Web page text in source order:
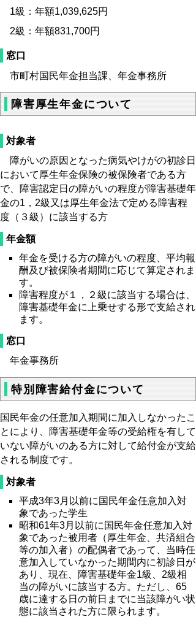
1級：年額1,039,625円
2級：年額831,700円
窓口
市町村国民年金担当課、年金事務所
障害厚生年金について
対象者
障がいの原因となった病気やけがの初診日
において厚生年金保険の被保険者である方
で、障害認定日の障がいの程度が障害基礎年
金の1，2級又は厚生年金法で定める障害程
度（３級）に該当する方
年金額
年金を受ける方の障がいの程度、平均報
酬及び被保険者期間に応じて算定されま
す。
障害程度が１，２級に該当する場合は、
障害基礎年金に上乗せする形で支給され
ます。
窓口
年金事務所
特別障害給付金について
国民年金の任意加入期間に加入しなかったこ
とにより、障害基礎年金等の受給権を有して
いない障がいのある方に対して給付金が支給
される制度です。
対象者
平成3年3月以前に国民年金任意加入対
象であった学生
昭和61年3月以前に国民年金任意加入対
象であった被用者（厚生年金、共済組合
等の加入者）の配偶者であって、当時任
意加入していなかった期間内に初診日が
あり、現在、障害基礎年金1級、2級相
当の障がいに該当する方。ただし、65
歳に達する日の前日までに当該障がい状
態に該当された方に限られます。